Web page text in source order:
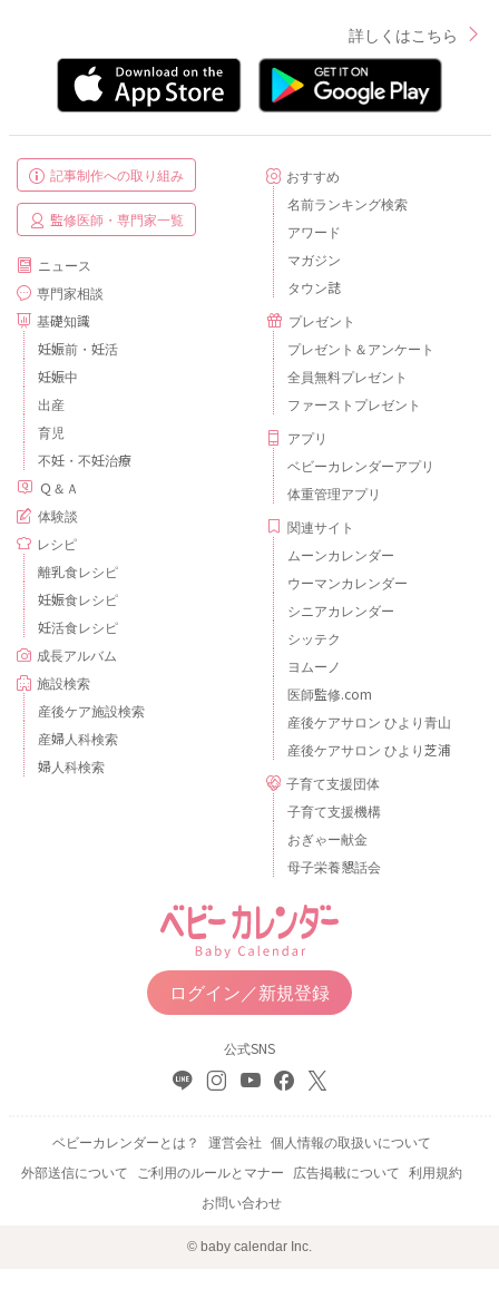
詳しくはこちら
記事制作への取り組み
監修医師・専門家一覧
ニュース
専門家相談
基礎知識
妊娠前・妊活
妊娠中
出産
育児
不妊・不妊治療
Ｑ＆Ａ
体験談
レシピ
離乳食レシピ
妊娠食レシピ
妊活食レシピ
成長アルバム
施設検索
産後ケア施設検索
産婦人科検索
婦人科検索
おすすめ
名前ランキング検索
アワード
マガジン
タウン誌
プレゼント
プレゼント＆アンケート
全員無料プレゼント
ファーストプレゼント
アプリ
ベビーカレンダーアプリ
体重管理アプリ
関連サイト
ムーンカレンダー
ウーマンカレンダー
シニアカレンダー
シッテク
ヨムーノ
医師監修.com
産後ケアサロン ひより青山
産後ケアサロン ひより芝浦
子育て支援団体
子育て支援機構
おぎゃー献金
母子栄養懇話会
ログイン／新規登録
公式SNS
ベビーカレンダーとは？ 運営会社 個人情報の取扱いについて
外部送信について
ご利用のルールとマナー 広告掲載について 利用規約
お問い合わせ
© baby calendar Inc.